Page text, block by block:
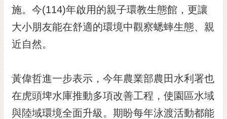
市
民
信
箱
日
本
語
施。今(114)年啟用的親子環教生態館，更讓
大小朋友能在舒適的環境中觀察蟋蟀生態、親
近自然。
黃偉哲進一步表示，今年農業部農田水利署也
在虎頭埤水庫推動多項改善工程，使園區水域
與陸域環境全面升級。期盼每年泳渡活動都能